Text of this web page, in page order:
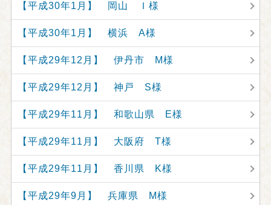
【平成30年1月】 岡山 Ｉ様
【平成30年1月】 横浜 A様
【平成29年12月】 伊丹市 M様
【平成29年12月】 神戸 S様
【平成29年11月】 和歌山県 E様
【平成29年11月】 大阪府 T様
【平成29年11月】 香川県 K様
【平成29年9月】 兵庫県 M様